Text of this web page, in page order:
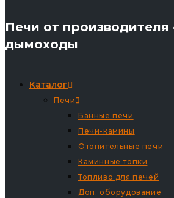
Печи от производителя
дымоходы
Каталог
Печи
Банные печи
Печи-камины
Отопительные печи
Каминные топки
Топливо для печей
Доп. оборудование